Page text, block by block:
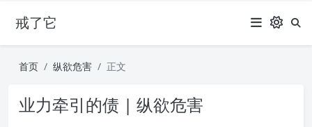
戒了它
首页 纵欲危害 正文
业力牵引的债 | 纵欲危害